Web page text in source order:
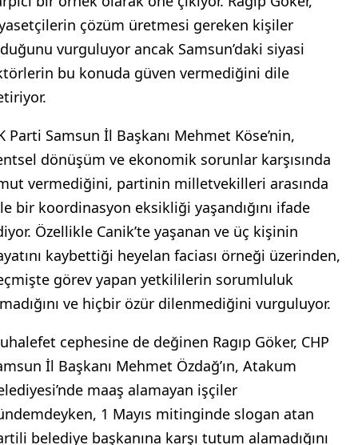
çözüm üretmesi gereken kişiler
vurguluyor ancak Samsun’daki siyasi
bu konuda güven vermediğini dile
Parti Samsun İl Başkanı Mehmet Köse’nin,
dönüşüm ve ekonomik sorunlar karşısında
vermediğini, partinin milletvekilleri arasında
bir koordinasyon eksikliği yaşandığını ifade
Özellikle Canik’te yaşanan ve üç kişinin
kaybettiği heyelan faciası örneği üzerinden,
görev yapan yetkililerin sorumluluk
ve hiçbir özür dilenmediğini vurguluyor.
cephesine de değinen Ragıp Göker, CHP
İl Başkanı Mehmet Özdağ’ın, Atakum
maaş alamayan işçiler
1 Mayıs mitinginde slogan atan
belediye başkanına karşı tutum alamadığını